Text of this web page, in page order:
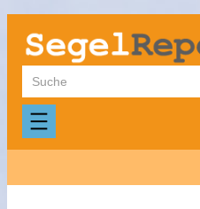
Zum
Inhalt
springen
Suchen